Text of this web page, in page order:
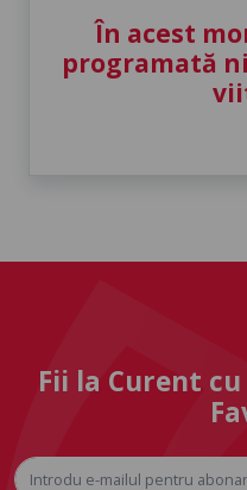
În acest
programată
Fii la Curent